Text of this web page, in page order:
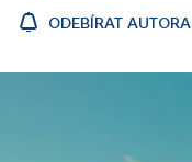
ODEBÍRAT AUTORA